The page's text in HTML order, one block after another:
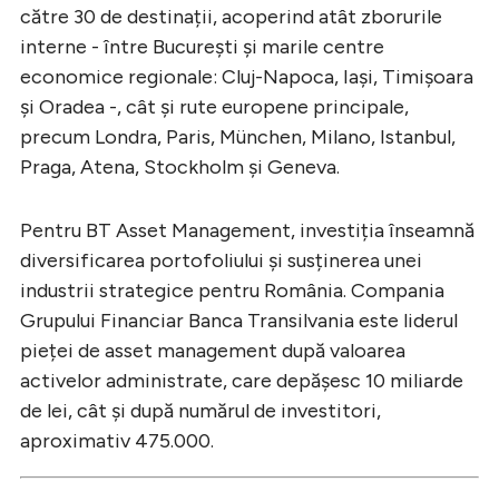
către 30 de destinații, acoperind atât zborurile
interne - între București și marile centre
economice regionale: Cluj-Napoca, Iași, Timișoara
și Oradea -, cât și rute europene principale,
precum Londra, Paris, München, Milano, Istanbul,
Praga, Atena, Stockholm și Geneva.
Pentru BT Asset Management, investiția înseamnă
diversificarea portofoliului și susținerea unei
industrii strategice pentru România. Compania
Grupului Financiar Banca Transilvania este liderul
pieței de asset management după valoarea
activelor administrate, care depășesc 10 miliarde
de lei, cât și după numărul de investitori,
aproximativ 475.000.